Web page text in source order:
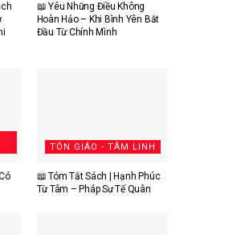
📖 Yêu Những Điều Không
Hoàn Hảo – Khi Bình Yên Bắt
Đầu Từ Chính Mình
TÔN GIÁO - TÂM LINH
📖 Tóm Tắt Sách | Hạnh Phúc
Từ Tâm – Pháp Sư Tế Quân